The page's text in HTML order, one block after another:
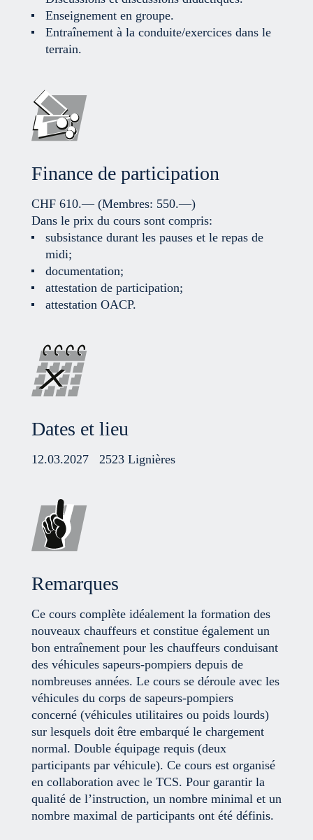
Enseignement en groupe.
Entraînement à la conduite/exercices dans le
terrain.
Finance de participation
CHF 610.—(Membres: 550.—)
Dans le prix du cours sont compris:
subsistance durant les pauses et le repas de
midi;
documentation;
attestation de participation;
attestation OACP.
Dates et lieu
12.03.2027 2523 Lignières
Remarques
Ce cours complète idéalement la formation des
nouveaux chauffeurs et constitue également un
bon entraînement pour les chauffeurs conduisant
des véhicules sapeurs-pompiers depuis de
nombreuses années. Le cours se déroule avec les
véhicules du corps de sapeurs-pompiers
concerné (véhicules utilitaires ou poids lourds)
sur lesquels doit être embarqué le chargement
normal. Double équipage requis (deux
participants par véhicule). Ce cours est organisé
en collaboration avec le TCS. Pour garantir la
qualité de l’instruction, un nombre minimal et un
nombre maximal de participants ont été définis.